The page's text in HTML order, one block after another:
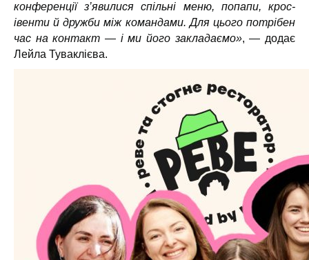
конференції з’явилися спільні меню, попапи, крос-
івенти й дружби між командами. Для цього потрібен
час на контакт — і ми його закладаємо», — додає
Лейла Туваклієва.